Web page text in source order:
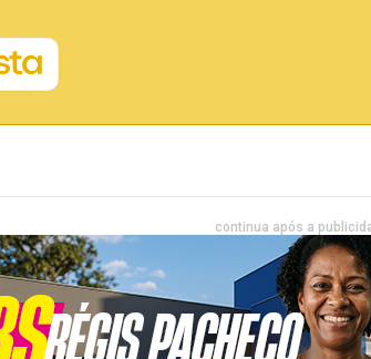
continua após a